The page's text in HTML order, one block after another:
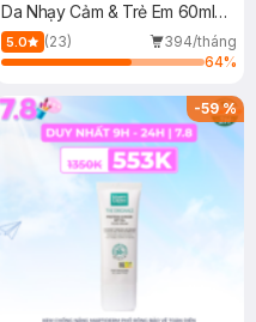
Da Nhạy Cảm & Trẻ Em 60ml
(Mới)
5.0 (23)
394/tháng
64%
-59%